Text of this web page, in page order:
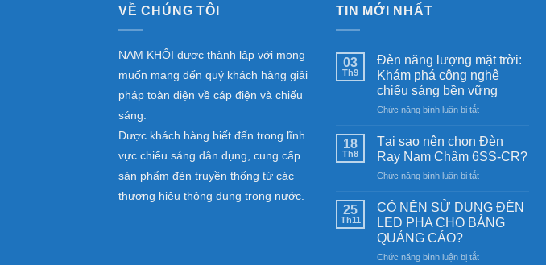
VỀ CHÚNG TÔI
NAM KHÔI được thành lập với mong
muốn mang đến quý khách hàng giải
pháp toàn diện về cáp điện và chiếu
sáng.
Được khách hàng biết đến trong lĩnh
vực chiếu sáng dân dụng, cung cấp
sản phẩm đèn truyền thống từ các
thương hiệu thông dụng trong nước.
TIN MỚI NHẤT
03
Th9
Đèn năng lượng mặt trời:
Khám phá công nghệ
chiếu sáng bền vững
Chức năng bình luận bị tắtở
năng
lượng
mặt
trời:
phá
công
sáng
18
Th8
Tại sao nên chọn Đèn
Ray Nam Châm 6SS-CR?
Chức năng bình luận bị tắtở
sao
nên
chọn
Ray
25
Th11
CÓ NÊN SỬ DỤNG ĐÈN
LED PHA CHO BẢNG
QUẢNG CÁO?
Chức năng bình luận bị tắtở